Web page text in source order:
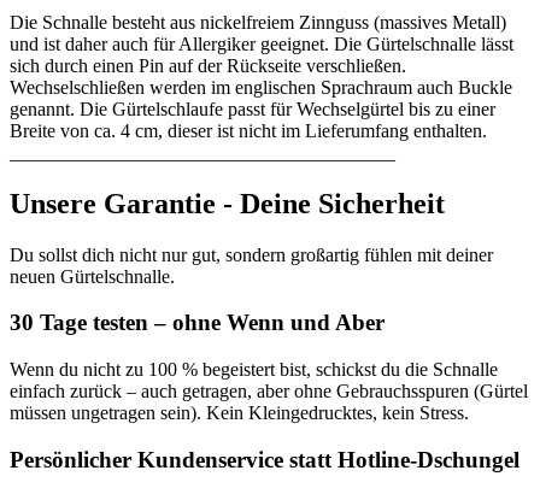
Die Schnalle besteht aus nickelfreiem Zinnguss (massives Metall)
und ist daher auch für Allergiker geeignet. Die Gürtelschnalle lässt
sich durch einen Pin auf der Rückseite verschließen.
Wechselschließen werden im englischen Sprachraum auch Buckle
genannt. Die Gürtelschlaufe passt für Wechselgürtel bis zu einer
Breite von ca. 4 cm, dieser ist nicht im Lieferumfang enthalten.
Unsere Garantie - Deine Sicherheit
Du sollst dich nicht nur gut, sondern großartig fühlen mit deiner
neuen Gürtelschnalle.
30 Tage testen – ohne Wenn und Aber
Wenn du nicht zu 100 % begeistert bist, schickst du die Schnalle
einfach zurück – auch getragen, aber ohne Gebrauchsspuren (Gürtel
müssen ungetragen sein). Kein Kleingedrucktes, kein Stress.
Persönlicher Kundenservice statt Hotline-Dschungel